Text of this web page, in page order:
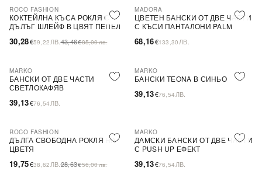
-30%
ROCO FASHION
КОКТЕЙЛНА КЪСА РОКЛЯ С
ДЪЛЪГ ШЛЕЙФ В ЦВЯТ ПЕПЕЛ
30,28€59,22 ЛВ.43,46€85,00лв.
MADORA
ЦВЕТЕН БАНСКИ ОТ ДВЕ ЧАСТИ
С КЪСИ ПАНТАЛОНИ PALM
68,16€133,30 ЛВ.
MARKO
БАНСКИ ОТ ДВЕ ЧАСТИ
СВЕТЛОКАФЯВ
39,13€76,54 ЛВ.
MARKO
БАНСКИ TEONA В СИНЬО
39,13€76,54 ЛВ.
-31%
ROCO FASHION
ДЪЛГА СВОБОДНА РОКЛЯ НА
ЦВЕТЯ
19,75€38,62 ЛВ.28,63€56,00лв.
MARKO
ДАМСКИ БАНСКИ ОТ ДВЕ ЧАСТИ
С PUSH UP ЕФЕКТ
39,13€76,54 ЛВ.